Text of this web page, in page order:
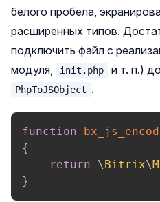
белого пробела,
расширенных типов.
подключить файл с
модуля,
init.php и т. п.)
PhpToJSObject .
function
{
return
\Bitrix\
}